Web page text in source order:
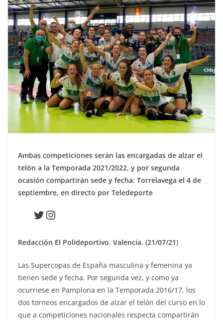
Ambas competiciones serán las encargadas de alzar el
telón a la Temporada 2021/2022, y por segunda
ocasión compartirán sede y fecha: Torrelavega el 4 de
septiembre, en directo por Teledeporte
Twitter
Instagram
Redacción El Polideportivo. Valencia. (21/07/21)
Las Supercopas de España masculina y femenina ya
tienen sede y fecha. Por segunda vez, y como ya
ocurriese en Pamplona en la Temporada 2016/17, los
dos torneos encargados de alzar el telón del curso en lo
que a competiciones nacionales respecta compartirán